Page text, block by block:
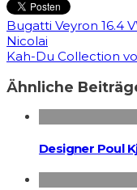
Bugatti Veyron 16.4
Nicolai
Kah-Du Collection
Ähnliche
Designer Poul